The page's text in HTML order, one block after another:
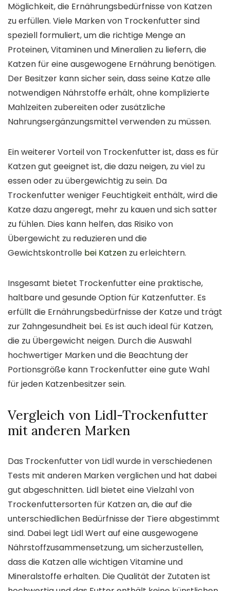
Möglichkeit, die Ernährungsbedürfnisse von Katzen
zu erfüllen. Viele Marken von Trockenfutter sind
speziell formuliert, um die richtige Menge an
Proteinen, Vitaminen und Mineralien zu liefern, die
Katzen für eine ausgewogene Ernährung benötigen.
Der Besitzer kann sicher sein, dass seine Katze alle
notwendigen Nährstoffe erhält, ohne komplizierte
Mahlzeiten zubereiten oder zusätzliche
Nahrungsergänzungsmittel verwenden zu müssen.
Ein weiterer Vorteil von Trockenfutter ist, dass es für
Katzen gut geeignet ist, die dazu neigen, zu viel zu
essen oder zu übergewichtig zu sein. Da
Trockenfutter weniger Feuchtigkeit enthält, wird die
Katze dazu angeregt, mehr zu kauen und sich satter
zu fühlen. Dies kann helfen, das Risiko von
Übergewicht zu reduzieren und die
Gewichtskontrolle bei Katzen zu erleichtern.
Insgesamt bietet Trockenfutter eine praktische,
haltbare und gesunde Option für Katzenfutter. Es
erfüllt die Ernährungsbedürfnisse der Katze und trägt
zur Zahngesundheit bei. Es ist auch ideal für Katzen,
die zu Übergewicht neigen. Durch die Auswahl
hochwertiger Marken und die Beachtung der
Portionsgröße kann Trockenfutter eine gute Wahl
für jeden Katzenbesitzer sein.
Vergleich von Lidl-Trockenfutter
mit anderen Marken
Das Trockenfutter von Lidl wurde in verschiedenen
Tests mit anderen Marken verglichen und hat dabei
gut abgeschnitten. Lidl bietet eine Vielzahl von
Trockenfuttersorten für Katzen an, die auf die
unterschiedlichen Bedürfnisse der Tiere abgestimmt
sind. Dabei legt Lidl Wert auf eine ausgewogene
Nährstoffzusammensetzung, um sicherzustellen,
dass die Katzen alle wichtigen Vitamine und
Mineralstoffe erhalten. Die Qualität der Zutaten ist